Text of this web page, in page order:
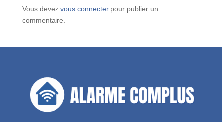
Vous devez vous connecterpour publier un
commentaire.